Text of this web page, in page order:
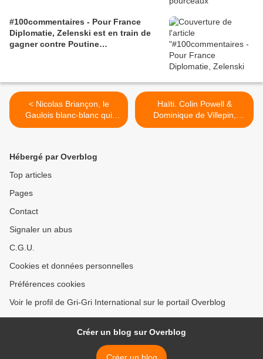
#100commentaires - Pour France
Diplomatie, Zelenski est en train de
gagner contre Poutine…
< Nicolas Briançon, le
Gaulois blanc-blanc qui
joue Vergès le métis
Haïti. Colin Powell &
Dominique de Villepin,
Heckle & Jeckle sataniques
Hébergé par Overblog
Top articles
Pages
Contact
Signaler un abus
C.G.U.
Cookies et données personnelles
Préférences cookies
Voir le profil de Gri-Gri International sur le portail Overblog
Créer un blog sur Overblog